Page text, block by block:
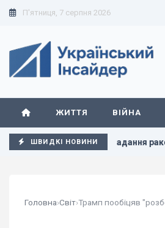
П'ятниця, 7 серпня 2026
ЖИТТЯ ВІЙНА
ШВИДКІ НОВИНИ
НАТО про надання ракет Україні
Головна›Світ›